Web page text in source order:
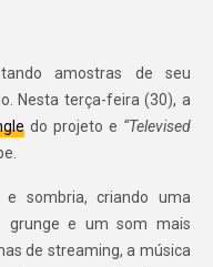
amostras de seu
Nesta terça-feira (30), a
do projeto e “Televised
sombria, criando uma
grunge e um som mais
de streaming, a música